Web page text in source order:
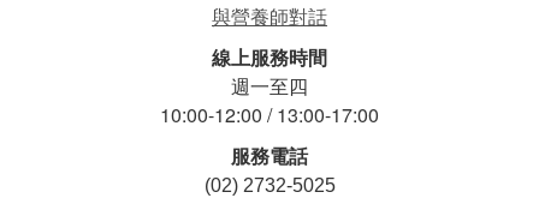
與營養師對話
線上服務時間
週一至四
10:00-12:00 / 13:00-17:00
服務電話
(02) 2732-5025